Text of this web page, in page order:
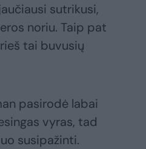
sutrikusi,
noriu. Taip pat
tai buvusių
pasirodė labai
vyras, tad
susipažinti.